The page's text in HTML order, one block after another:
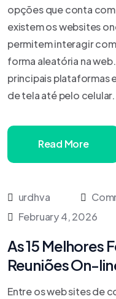
opções que conta
existem os websites
permitem interagir
forma aleatória na
principais plataformas
de tela até pelo
Read More
urdhva
February 4, 2026
As 15 Melhores
Reuniões On-
Entre os web sites de